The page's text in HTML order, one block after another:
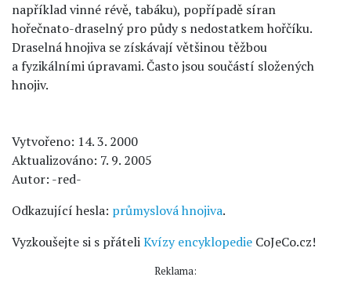
například vinné révě, tabáku), popřípadě síran
hořečnato-draselný pro půdy s nedostatkem hořčíku.
Draselná hnojiva se získávají většinou těžbou
a fyzikálními úpravami. Často jsou součástí složených
hnojiv.
Vytvořeno: 14. 3. 2000
Aktualizováno: 7. 9. 2005
Autor: -red-
Odkazující hesla: průmyslová hnojiva.
Vyzkoušejte si s přáteliKvízy encyklopedie CoJeCo.cz!
Reklama: